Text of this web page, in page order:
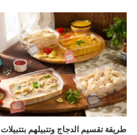
طريقة تقسيم الدجاج وتتبيلهم بتتبيلات